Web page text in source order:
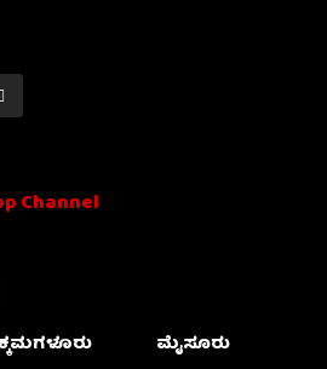
Channel
ಮೈಸೂರು